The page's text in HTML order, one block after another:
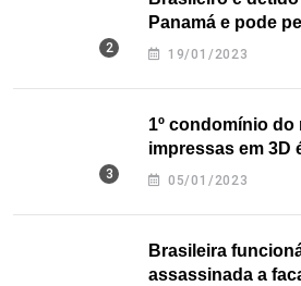
Panamá e pode
nos EUA
19/01/2023
1º condomínio
impressas em 3D
Texas
05/01/2023
Brasileira
assassinada a